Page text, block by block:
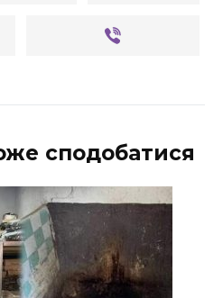
сподобатися